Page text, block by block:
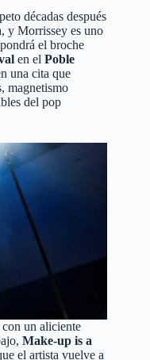
décadas después
y Morrissey es uno
el broche
en el Poble
una cita que
magnetismo
del pop
un aliciente
Make-up is a
el artista vuelve a